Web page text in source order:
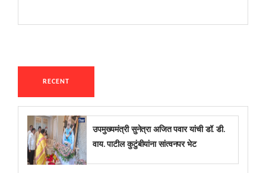
RECENT
उपमुख्यमंत्री सुनेत्रा अजित पवार यांची डॉ. डी.
वाय. पाटील कुटुंबीयांना सांत्वनपर भेट